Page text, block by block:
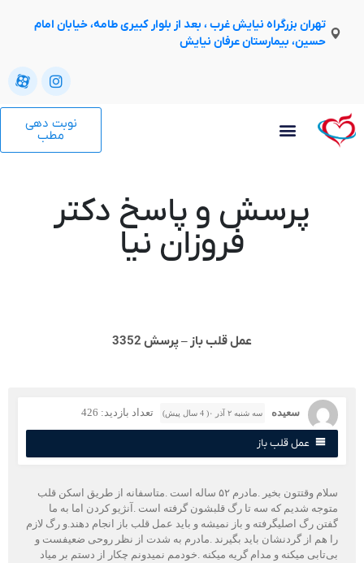
تهران بزرگراه نیایش غرب ، بعد از بلوار کبیری طامه، خیابان امام
حسین، بیمارستان عرفان نیایش
نوبت دهی
پرسش و پاسخ دکتر
فروزان نیا
عمل قلب باز – پرسش 3352
سعیده سه شنبه ۲ آذر ۰( 4 سال پیش) تعداد بازدید: 426
عمل قلب باز
سلام وقتتون بخیر .مادرم ۵۲ ساله است .متاسفانه از طریق اسکن قلب
شدیم که سه تا رگ قلبشون گرفته است .آنژیو کردن اما به ما
رگ اصلیگرفته و باز نمیشه و باید عمل قلب باز انجام دهند.و رگ لازم
هم از گردنشان باید بگیرند .مادرم به شدت از نظر روحی ضعیفست و
میکنه و مدام گریه میکنه .خودمم نمیدونم چکار از دستم بر میاد